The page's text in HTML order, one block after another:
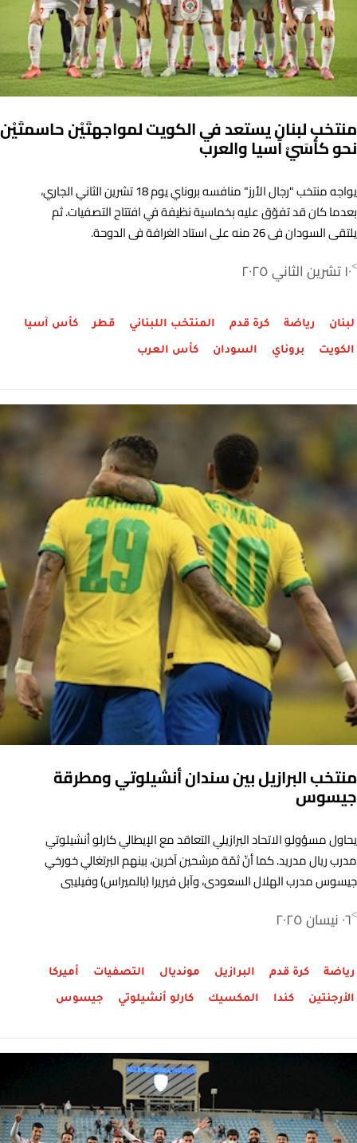
منتخب لبنان يستعد في الكويت لمواجهتَيْن حاسمتَيْن
نحو كأسَيْ آسيا والعرب
يواجه منتخب "رجال الأرز" منافسه بروناي يوم 18 تشرين الثاني الجاري،
بعدما كان قد تفوّق عليه بخماسية نظيفة في افتتاح التصفيات. ثم
يلتقي السودان في 26 منه على استاد الغرافة في الدوحة.
>١٠ تشرين الثاني ٢٠٢٥
لبنان رياضة كرة قدم المنتخب اللبناني قطر كأس آسيا
الكويت بروناي السودان كأس العرب
منتخب البرازيل بين سندان أنشيلوتي ومطرقة
جيسوس
يحاول مسؤولو الاتحاد البرازيلي التعاقد مع الإيطالي كارلو أنشيلوتي
مدرب ريال مدريد. كما أنّ ثمّة مرشحين آخرين، بينهم البرتغالي خورخي
جيسوس مدرب الهلال السعودي، وآبل فيريرا (بالميراس) وفيليبي
>٠٦ نيسان ٢٠٢٥
رياضة كرة قدم البرازيل مونديال التصفيات أميركا
الأرجنتين كندا المكسيك كارلو أنشيلوتي جيسوس